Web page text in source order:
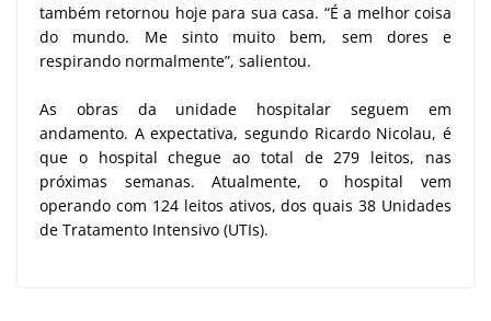
também retornou hoje para sua casa. “É a melhor coisa
do mundo. Me sinto muito bem, sem dores e
respirando normalmente”, salientou.
As obras da unidade hospitalar seguem em
andamento. A expectativa, segundo Ricardo Nicolau, é
que o hospital chegue ao total de 279 leitos, nas
próximas semanas. Atualmente, o hospital vem
operando com 124 leitos ativos, dos quais 38 Unidades
de Tratamento Intensivo (UTIs).